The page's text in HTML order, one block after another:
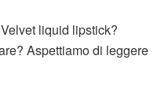
liquid lipstick?
Aspettiamo di leggere